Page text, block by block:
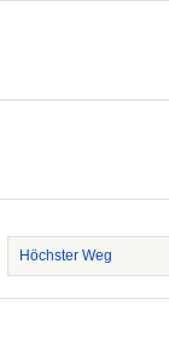
Höchster Weg